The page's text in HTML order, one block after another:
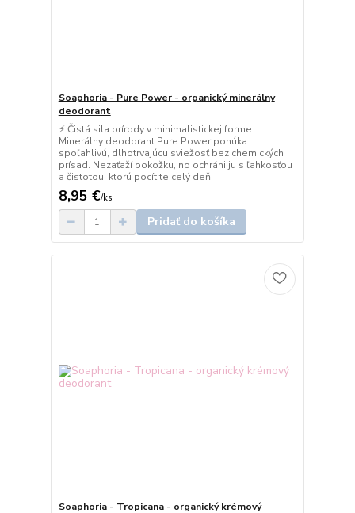
Soaphoria - Pure Power - organický minerálny
deodorant
⚡ Čistá sila prírody v minimalistickej forme.
Minerálny deodorant Pure Power ponúka
spoľahlivú, dlhotrvajúcu sviežosť bez chemických
prísad. Nezaťaží pokožku, no ochráni ju s ľahkosťou
a čistotou, ktorú pocítite celý deň.
8,95 €/ks
Pridať do košíka
Soaphoria - Tropicana - organický krémový